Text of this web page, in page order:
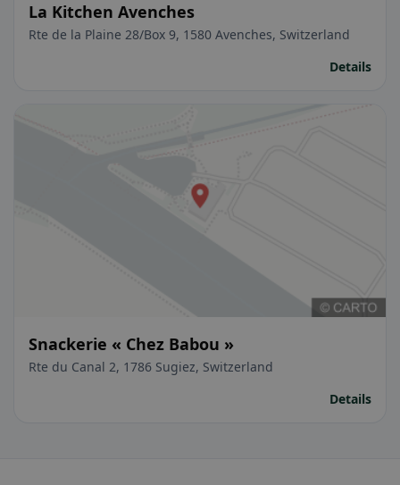
La Kitchen Avenches
Rte de la Plaine 28/Box 9, 1580 Avenches, Switzerland
Details
Snackerie « Chez Babou »
Rte du Canal 2, 1786 Sugiez, Switzerland
Details